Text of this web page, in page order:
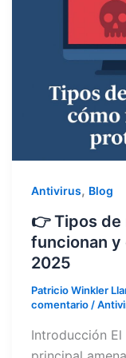
Antivirus, Blog
👉 Tipos de
funcionan
2025
Patricio Winkler
comentario /
Introducción